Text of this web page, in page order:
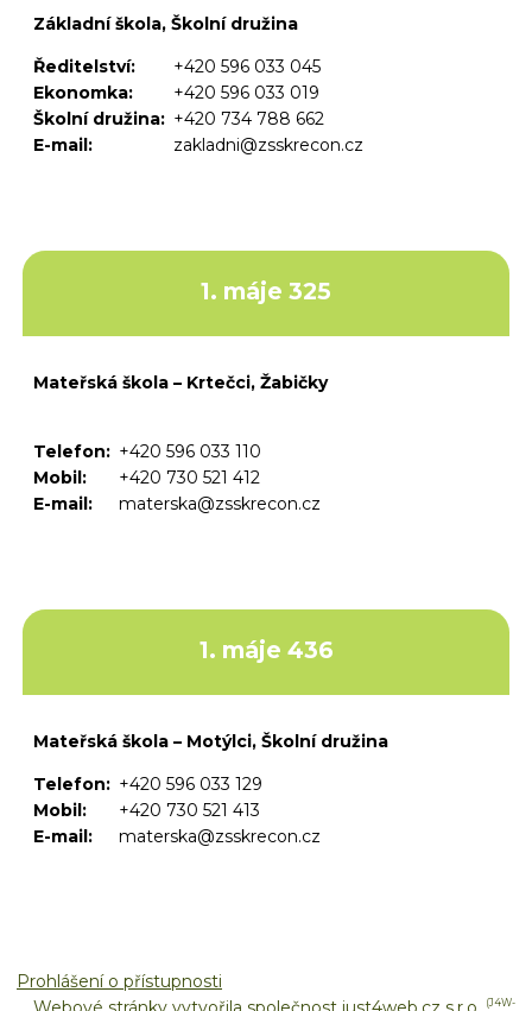
Základní škola, Školní družina
Ředitelství:
+420 596 033 045
Ekonomka:
+420 596 033 019
Školní družina: +420 734 788 662
E-mail:
zakladni@zsskrecon.cz
1. máje 325
Mateřská škola – Krtečci, Žabičky
Telefon: +420 596 033 110
Mobil:
+420 730 521 412
E-mail:
materska@zsskrecon.cz
1. máje 436
Mateřská škola – Motýlci, Školní družina
Telefon: +420 596 033 129
Mobil:
+420 730 521 413
E-mail:
materska@zsskrecon.cz
Prohlášení o přístupnosti
(J4W-